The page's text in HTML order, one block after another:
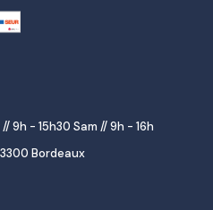
9h - 15h30 Sam // 9h - 16h
Bordeaux